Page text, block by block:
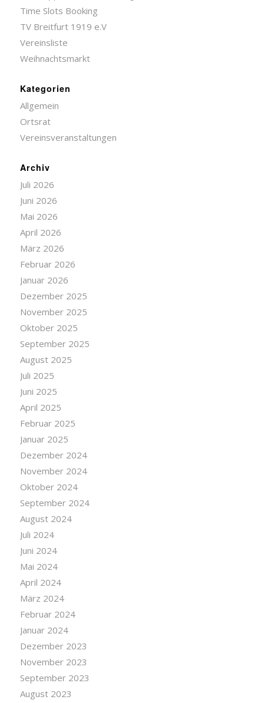
Time Slots Booking
TV Breitfurt 1919 e.V
Vereinsliste
Weihnachtsmarkt
Kategorien
Allgemein
Ortsrat
Vereinsveranstaltungen
Archiv
Juli 2026
Juni 2026
Mai 2026
April 2026
März 2026
Februar 2026
Januar 2026
Dezember 2025
November 2025
Oktober 2025
September 2025
August 2025
Juli 2025
Juni 2025
April 2025
Februar 2025
Januar 2025
Dezember 2024
November 2024
Oktober 2024
September 2024
August 2024
Juli 2024
Juni 2024
Mai 2024
April 2024
März 2024
Februar 2024
Januar 2024
Dezember 2023
November 2023
September 2023
August 2023